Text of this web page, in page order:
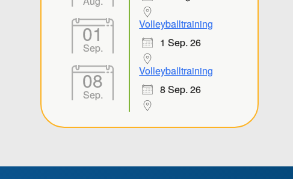
01
Sep.
Volleyballtraining
1 Sep. 26
08
Sep.
Volleyballtraining
8 Sep. 26